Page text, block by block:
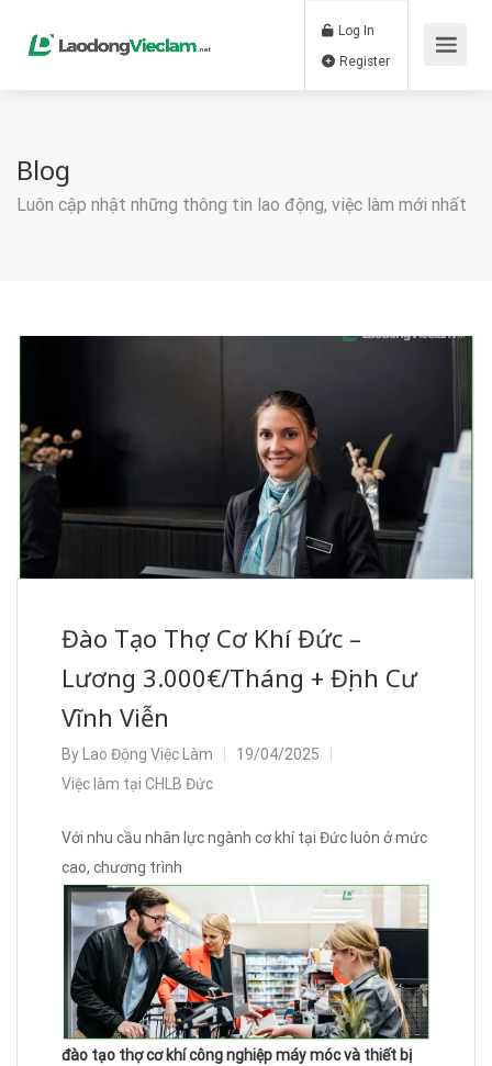
Log In
Blog
Luôn cập nhật những thông tin lao động, việc làm mới nhất
Đào Tạo Thợ Cơ Khí Đức –
Lương 3.000€/Tháng + Định Cư
Vĩnh Viễn
By Lao Động Việc Làm
19/04/2025
Việc làm tại CHLB Đức
Với nhu cầu nhân lực ngành cơ khí tại Đức luôn ở mức
cao, chương trình
đào tạo thợ cơ khí công nghiệp máy móc và thiết bị